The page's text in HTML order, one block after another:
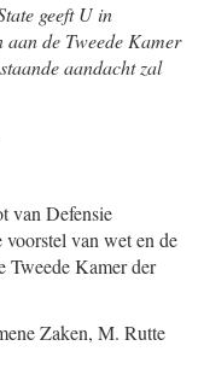
geeft U in
aan de Tweede Kamer
aandacht zal
van Defensie
van wet en de
Tweede Kamer der
Zaken, M. Rutte